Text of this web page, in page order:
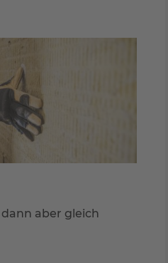
aber gleich